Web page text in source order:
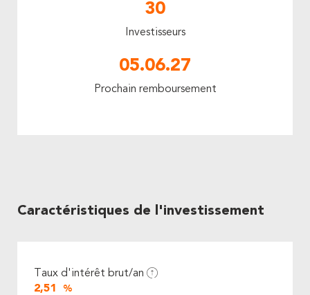
30
Investisseurs
05.06.27
Prochain remboursement
Caractéristiques de l'investissement
Taux d'intérêt brut/an
2,51 %